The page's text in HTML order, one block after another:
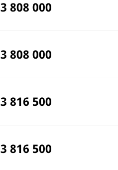
3 808 000
3 808 000
3 816 500
3 816 500